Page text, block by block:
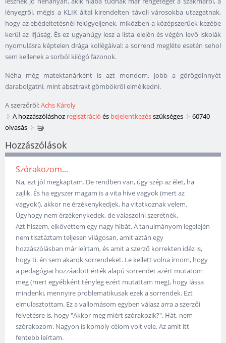
lényegről, mégis a KLIK által kirendelten távoli városokba utazgatnak,
hogy az ebédeltetésnél felügyeljenek, miközben a középszerűek kezébe
kerül az ifjúság. És ez ugyanúgy lesz a lista elején és végén levő iskolák
nyomulásra képtelen drága kollégáival: a sorrend megléte esetén sehol
sem kellenek a sorból kilógó fazonok.
Néha még matektanárként is azt mondom, jobb a görögdinnyét
darabolgatni, mint absztrakt gömbökről elmélkedni.
A szerzőről:Achs Károly
A hozzászóláshoz regisztráció és bejelentkezésszükséges
60740
olvasás
Hozzászólások
Szórakozom...
Na, ezt jól megkaptam. De rendben van, úgy szép az élet, ha
zajlik. És ha egyszer magam is a vita híve vagyok (mert az
vagyok!), akkor ne érzékenykedjek, ha vitatkoznak velem.
Úgyhogy nem érzékenykedek, de válaszolni szeretnék.
Azt hiszem, elkövettem egy nagy hibát. A tanulmányom legelején
nem tisztáztam teljesen világosan, amit aztán egy
hozzászólásban már leírtam, és amit a szerző korrekten idéz is,
hogy ti. én sem akarok sorrendeket. Le kellett volna írnom, hogy
a pedagógiai hozzáadott érték alapú sorrendet azért mutatom
meg (mert egyébként tényleg ezért mutattam meg), hogy lássa
mindenki, mennyire problematikusak ezek a sorrendek. Ezt
elmulasztottam. Ez a vallomásom egyben válasz arra a szerzői
felvetésre is, hogy "Akkor meg miért szórakozik?". Hát, nem
szórakozom. Nagyon is komoly célom volt vele. Az amit itt
fentebb leírtam.